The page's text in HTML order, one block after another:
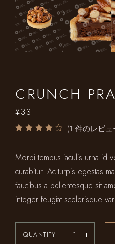
CRUNCH
¥33
(1 件のレビュ
Morbi tempus iaculis urna id
curabitur. Ac turpis egestas
faucibus a pellentesque sit
integer feugiat scelerisque
QUANTITY